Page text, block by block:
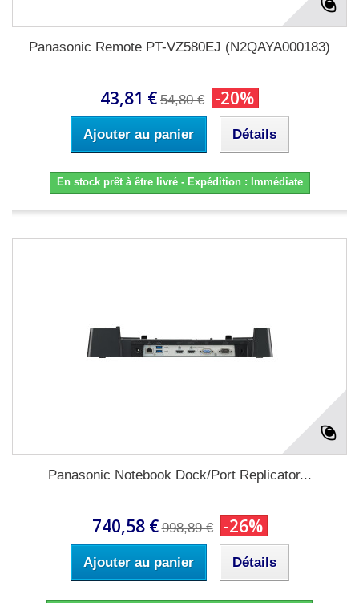
Panasonic Remote PT-VZ580EJ (N2QAYA000183)
43,81 € 54,80 € -20%
Ajouter au panier Détails
En stock prêt à être livré - Expédition : Immédiate
Panasonic Notebook Dock/Port Replicator...
740,58 € 998,89 € -26%
Ajouter au panier Détails